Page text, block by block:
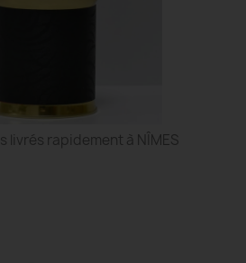
livrés rapidement à NÎMES